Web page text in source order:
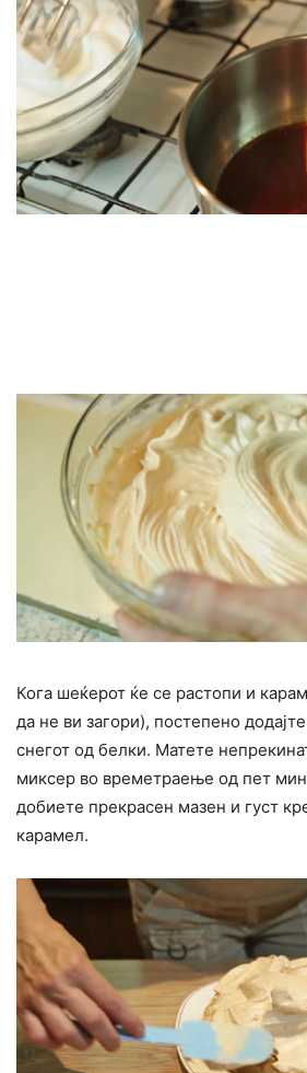
Кога шеќерот ќе се растопи и
да не ви загори), постепено
снегот од белки. Матете
миксер во времетраење од пет
добиете прекрасен мазен и густ
карамел.